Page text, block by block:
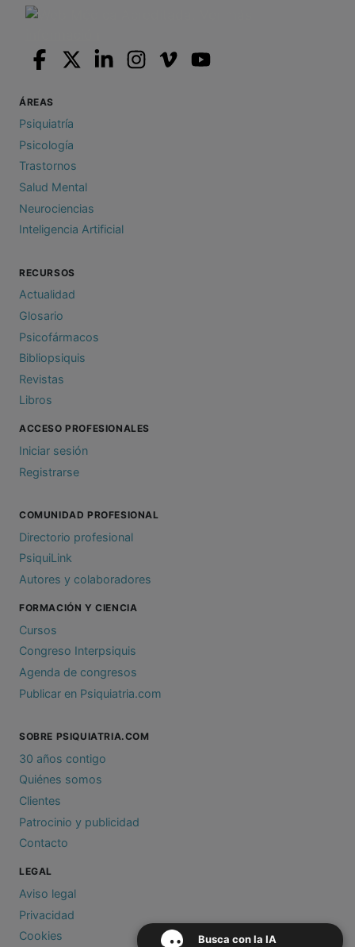
Busca con la IA
ÁREAS
Psiquiatría
Psicología
Trastornos
Salud Mental
Neurociencias
Inteligencia Artificial
RECURSOS
Actualidad
Glosario
Psicofármacos
Bibliopsiquis
Revistas
Libros
ACCESO PROFESIONALES
Iniciar sesión
Registrarse
COMUNIDAD PROFESIONAL
Directorio profesional
PsiquiLink
Autores y colaboradores
FORMACIÓN Y CIENCIA
Cursos
Congreso Interpsiquis
Agenda de congresos
Publicar en Psiquiatria.com
SOBRE PSIQUIATRIA.COM
30 años contigo
Quiénes somos
Clientes
Patrocinio y publicidad
Contacto
LEGAL
Aviso legal
Privacidad
Cookies